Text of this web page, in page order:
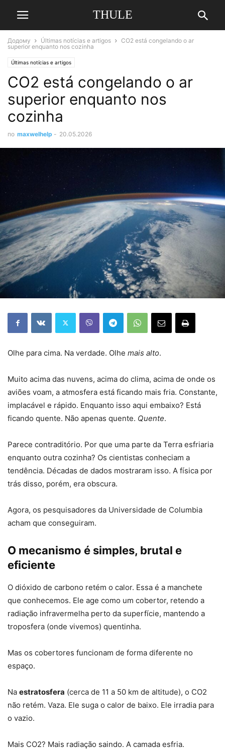
THULE
Додому Últimas notícias e artigos
CO2 está congelando o ar
superior enquanto nos cozinha
Últimas notícias e artigos
CO2 está congelando o ar
superior enquanto nos
cozinha
по maxwelhelp - 20.05.2026
Olhe para cima. Na verdade. Olhe mais alto.
Muito acima das nuvens, acima do clima, acima de onde os
aviões voam, a atmosfera está ficando mais fria. Constante,
implacável e rápido. Enquanto isso aqui embaixo? Está
ficando quente. Não apenas quente. Quente.
Parece contraditório. Por que uma parte da Terra esfriaria
enquanto outra cozinha? Os cientistas conheciam a
tendência. Décadas de dados mostraram isso. A física por
trás disso, porém, era obscura.
Agora, os pesquisadores da Universidade de Columbia
acham que conseguiram.
O mecanismo é simples, brutal e
eficiente
O dióxido de carbono retém o calor. Essa é a manchete
que conhecemos. Ele age como um cobertor, retendo a
radiação infravermelha perto da superfície, mantendo a
troposfera (onde vivemos) quentinha.
Mas os cobertores funcionam de forma diferente no
espaço.
Na estratosfera (cerca de 11 a 50 km de altitude), o CO2
não retém. Vaza. Ele suga o calor de baixo. Ele irradia para
o vazio.
Mais CO2? Mais radiação saindo. A camada esfria.